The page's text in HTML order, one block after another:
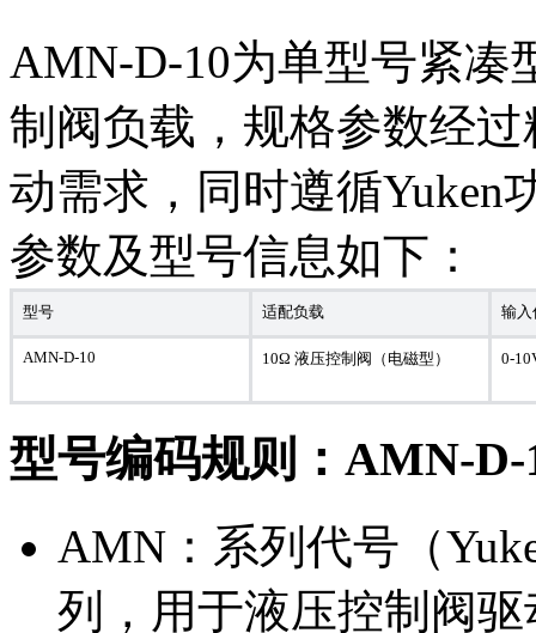
AMN-D-10为单型号紧
制阀负载，规格参数经
动需求，同时遵循Yuken
参数及型号信息如下：
型号 适配负载 输入
AMN-D-10 10Ω 液压控制阀（电磁型） 0-
型号编码规则：AMN-D-
AMN：系列代号（
列，用于液压控制阀